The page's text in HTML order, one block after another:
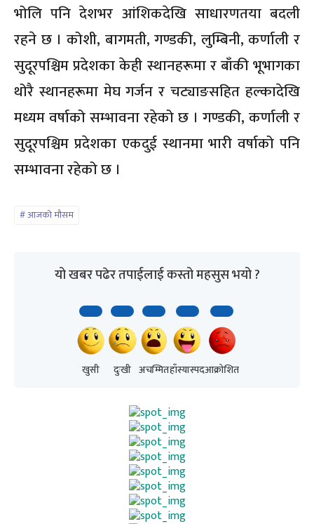
भोलि पनि देशभर आंशिकदेखि साधारणतया बदली
रहने छ । कोशी, बागमती, गण्डकी, लुम्बिनी, कर्णाली र
सुदूरपश्चिम प्रदेशका केही स्थानहरूमा र बाँकी भूभागका
थोरै स्थानहरूमा मेघ गर्जन र चट्याङसहित हल्कादेखि
मध्यम वर्षाको सम्भावना रहेको छ । गण्डकी, कर्णाली र
सुदूरपश्चिम प्रदेशका एकदुई स्थानमा भारी वर्षाको पनि
सम्भावना रहेको छ ।
आजको मौसम
यो खबर पढेर तपाईलाई कस्तो महसुस भयो ?
खुसी दुःखी अचम्मितहाँस्यास्पदआक्रोशित